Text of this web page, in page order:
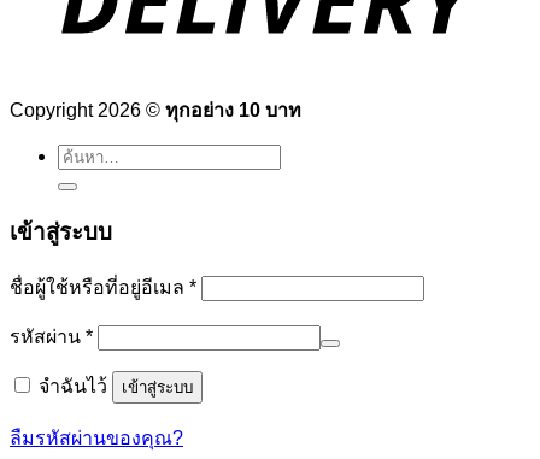
Copyright 2026 © ทุกอย่าง 10 บาท
ค้นหา:
เข้าสู่ระบบ
ชื่อผู้ใช้หรือที่อยู่อีเมล *ต้องการ
รหัสผ่าน *ต้องการ
จำฉันไว้ เข้าสู่ระบบ
ลืมรหัสผ่านของคุณ?